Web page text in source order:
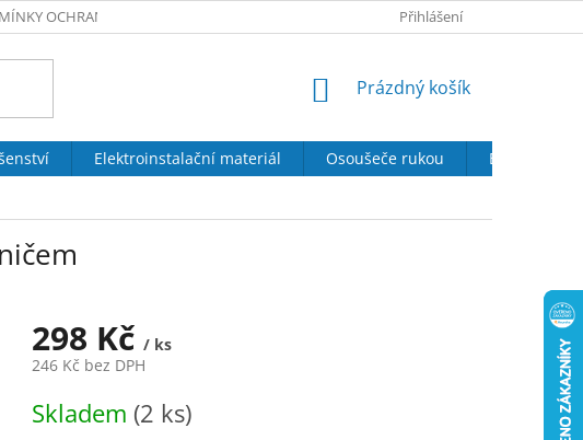
OCHRANY OSOBNÍCH ÚDAJŮ SOUBORY COOKIES DOPRAVA A PLATBA
Přihlášení
NÁKUPNÍ
Prázdný košík
Elektroinstalační materiál Osoušeče rukou
Elektrické
298 Kč / ks
246 Kč bez DPH
cena:
Skladem (2 ks)